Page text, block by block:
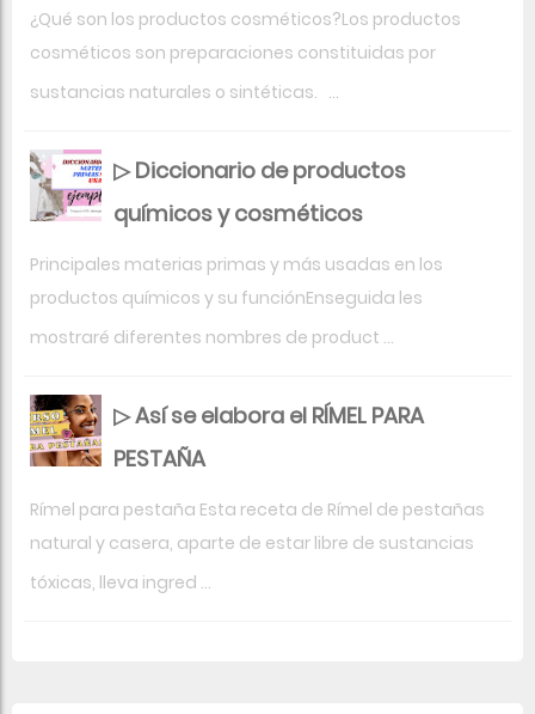
¿Qué son los productos cosméticos?Los productos
cosméticos son preparaciones constituidas por
sustancias naturales o sintéticas. ...
▷ Diccionario de productos
químicos y cosméticos
Principales materias primas y más usadas en los
productos químicos y su funciónEnseguida les
mostraré diferentes nombres de product ...
▷ Así se elabora el RÍMEL PARA
PESTAÑA
Rímel para pestaña Esta receta de Rímel de pestañas
natural y casera, aparte de estar libre de sustancias
tóxicas, lleva ingred ...